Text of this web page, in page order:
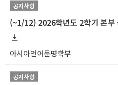
공지사항
(~1/12) 2026학년도 2학기 본부
아시아언어문명학부
공지사항